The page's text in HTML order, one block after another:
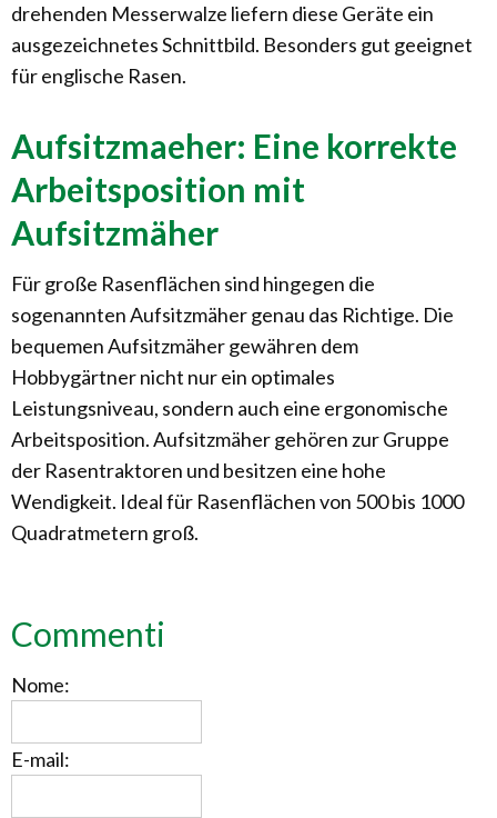
drehenden Messerwalze liefern diese Geräte ein
ausgezeichnetes Schnittbild. Besonders gut geeignet
für englische Rasen.
Aufsitzmaeher: Eine korrekte
Arbeitsposition mit
Aufsitzmäher
Für große Rasenflächen sind hingegen die
sogenannten Aufsitzmäher genau das Richtige. Die
bequemen Aufsitzmäher gewähren dem
Hobbygärtner nicht nur ein optimales
Leistungsniveau, sondern auch eine ergonomische
Arbeitsposition. Aufsitzmäher gehören zur Gruppe
der Rasentraktoren und besitzen eine hohe
Wendigkeit. Ideal für Rasenflächen von 500 bis 1000
Quadratmetern groß.
Commenti
Nome:
E-mail: